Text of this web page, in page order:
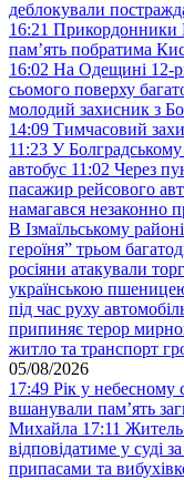
деблокували
16:21 Прикордонники
пам’ять побратима
16:02 На Одещині 12-
сьомого поверху
молодий захисник з
14:09 Тимчасовий
11:23 У
автобус 11:02 Через
пасажир рейсового
намагався незаконно
В Ізмаїльському
героїня” трьом
росіяни атакували
українською
під час руху
припиняє терор
житло та транспорт
05/08/2026
17:49 Рік у небесному
вшанували пам’ять
Михайла 17:11 Житель
відповідатиме у суді
припасами та